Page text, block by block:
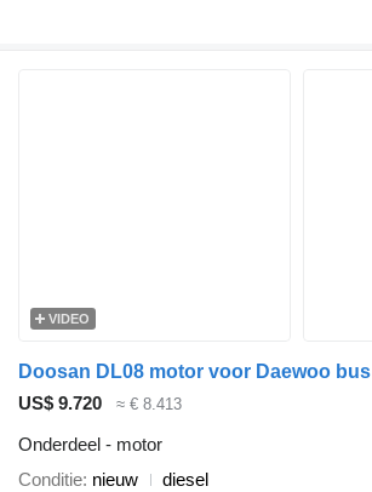
VIDEO
Doosan DL08 motor voor Daewoo bus
US$ 9.720
≈ € 8.413
Onderdeel - motor
Conditie nieuw
diesel